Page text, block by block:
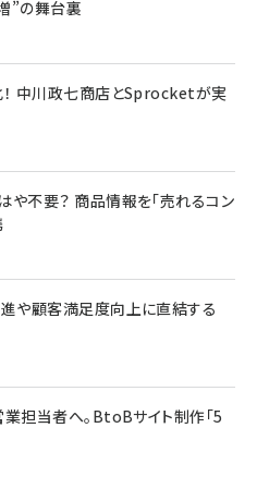
”の舞台裏
中川政七商店とSprocketが実
や不要？ 商品情報を「売れるコン
や顧客満足度向上に直結する
担当者へ。BtoBサイト制作「5